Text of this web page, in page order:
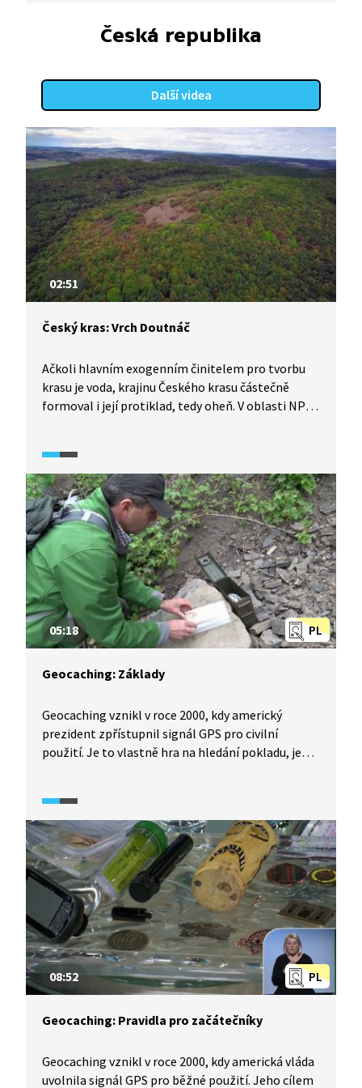
čisticích látek, proto je sůl bohatá na minerály
a stopové prvky.
Česká republika
Další videa
02:51
Český kras: Vrch Doutnáč
Ačkoli hlavním exogenním činitelem pro tvorbu
krasu je voda, krajinu Českého krasu částečně
formoval i její protiklad, tedy oheň. V oblasti NPR
Ve zdejší krajině jsou tato unikátní místa snadno
rozpoznatelná, namísto hustého lesního porostu
je pokrývají lesostepi.
PL
05:18
Geocaching: Základy
Geocaching vznikl v roce 2000, kdy americký
prezident zpřístupnil signál GPS pro civilní
použití. Je to vlastně hra na hledání pokladu, jen
zdech, skalních dutinách nebo třeba ve falešném
kameni. Ve schránce najdete malý zápisník, tzv.
logbook. Do něj se geocacher zapíše na důkaz
toho, že ji skutečně objevil. Kromě drobných
předmětů mohou být ve schránce putovní
předměty, tzv. travelbugy, které mohou cestovat
po celém světě. Smyslem geocachingu je zábava,
radost z pohybu i poznání nových věcí.
PL
08:52
Geocaching: Pravidla pro začátečníky
Geocaching vznikl v roce 2000, kdy americká vláda
uvolnila signál GPS pro běžné použití. Jeho cílem